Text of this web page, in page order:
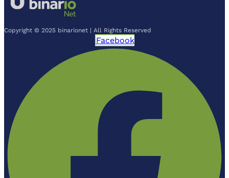
Copyright © 2025 binarionet | All Rights Reserved
Facebook